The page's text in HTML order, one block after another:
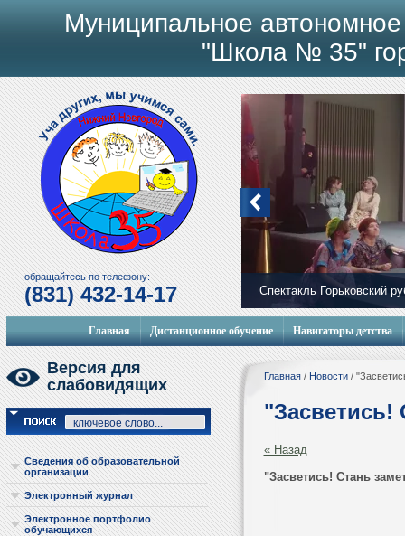
Спектакль Горьковский
обращайтесь по телефону:
(831) 432-14-17
Муниципальное
"Школа № 35"
Главная Дистанционное обучение Навигаторы детства
Версия для
слабовидящих
Сведения об образовательной
организации
Электронный журнал
Электронное портфолио
обучающихся
Главная/ Новости/
"Засветись!
« Назад
"Засветись! Стань